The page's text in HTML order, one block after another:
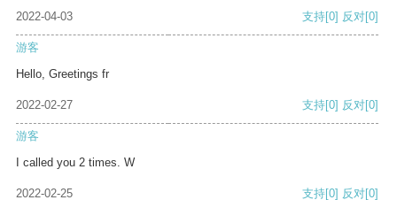
2022-04-03 支持[0] 反对[0]
游客
Hello, Greetings fr
2022-02-27 支持[0] 反对[0]
游客
I called you 2 times. W
2022-02-25 支持[0] 反对[0]